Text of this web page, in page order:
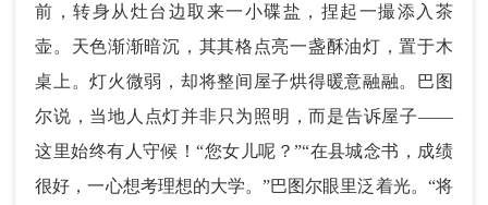
前，转身从灶台边取来一小碟盐，捏起一撮添入茶
壶。天色渐渐暗沉，其其格点亮一盏酥油灯，置于木
桌上。灯火微弱，却将整间屋子烘得暖意融融。巴图
尔说，当地人点灯并非只为照明，而是告诉屋子——
这里始终有人守候！“您女儿呢？”“在县城念书，成绩
很好，一心想考理想的大学。”巴图尔眼里泛着光。“将